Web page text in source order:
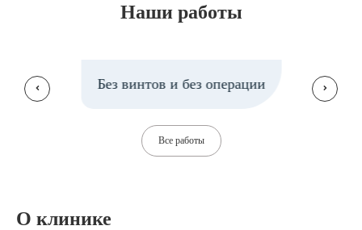
Наши работы
Без винтов и без операции
Все работы
О клинике